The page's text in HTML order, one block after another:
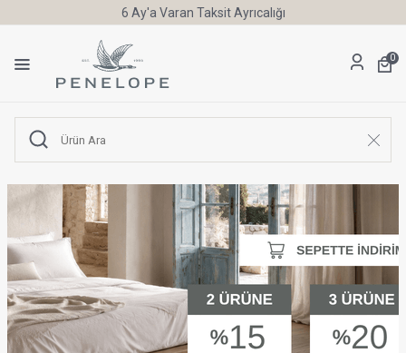
6 Ay'a Varan Taksit Ayrıcalığı
0